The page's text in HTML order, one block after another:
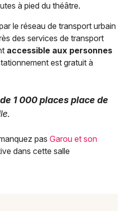
à pied du théâtre.
le réseau de transport urbain
des services de transport
accessible aux personnes
est gratuit à
1 000 places place de
pas Garou et son
dans cette salle